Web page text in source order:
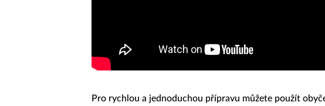
Pro rychlou a jednoduchou přípravu můžete použít